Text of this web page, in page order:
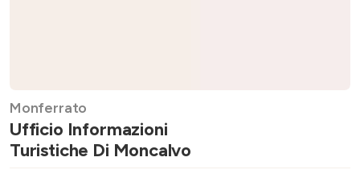
Monferrato
Ufficio Informazioni
Turistiche Di Moncalvo